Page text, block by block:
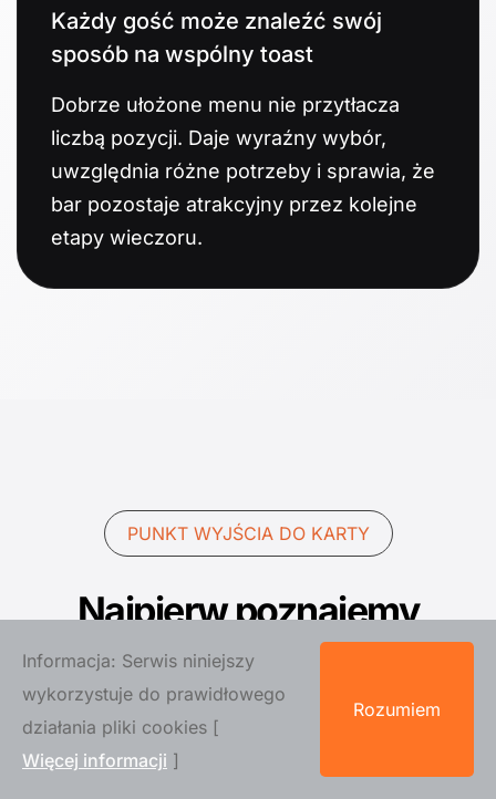
Każdy gość może znaleźć swój
sposób na wspólny toast
Dobrze ułożone menu nie przytłacza
liczbą pozycji. Daje wyraźny wybór,
uwzględnia różne potrzeby i sprawia, że
bar pozostaje atrakcyjny przez kolejne
etapy wieczoru.
PUNKT WYJŚCIA DO KARTY
Najpierw poznajemy
wydarzenie. Dopiero potem
proponujemy smaki.
Menu musi pasować nie tylko do preferencji, ale
również do liczby gości, czasu pracy i
Informacja: Serwis niniejszy
wykorzystuje do prawidłowego
działania pliki cookies [
Więcej informacji ]
Rozumiem